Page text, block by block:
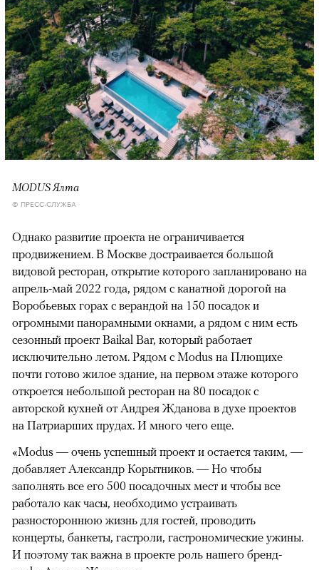
MODUS Ялта
© ПРЕСС-СЛУЖБА
Однако развитие проекта не ограничивается
продвижением. В Москве достраивается большой
видовой ресторан, открытие которого запланировано на
апрель-май 2022 года, рядом с канатной дорогой на
Воробьевых горах с верандой на 150 посадок и
огромными панорамными окнами, а рядом с ним есть
сезонный проект Baikal Bar, который работает
исключительно летом. Рядом с Modus на Плющихе
почти готово жилое здание, на первом этаже которого
откроется небольшой ресторан на 80 посадок с
авторской кухней от Андрея Жданова в духе проектов
на Патриарших прудах. И много чего еще.
«Modus — очень успешный проект и остается таким, —
добавляет Александр Корытников. — Но чтобы
заполнять все его 500 посадочных мест и чтобы все
работало как часы, необходимо устраивать
разностороннюю жизнь для гостей, проводить
концерты, банкеты, гастроли, гастрономические ужины.
И поэтому так важна в проекте роль нашего бренд-